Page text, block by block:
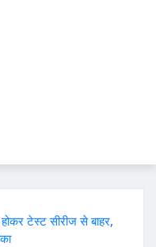
टेस्ट सीरीज से बाहर,